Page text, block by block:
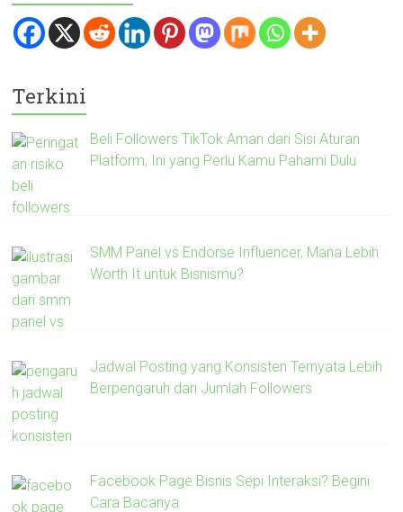
Terkini
Beli Followers TikTok Aman dari Sisi Aturan
Platform, Ini yang Perlu Kamu Pahami Dulu
SMM Panel vs Endorse Influencer, Mana Lebih
Worth It untuk Bisnismu?
Jadwal Posting yang Konsisten Ternyata Lebih
Berpengaruh dari Jumlah Followers
Facebook Page Bisnis Sepi Interaksi? Begini
Cara Bacanya